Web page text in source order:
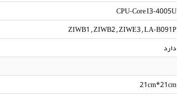
CPU-Core I3-4005U
ZIWB1 , ZIWB2 , ZIWE3 , LA-B091P
دارد
21cm*21cm